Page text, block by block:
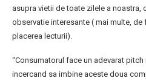
asupra vietii de toate zilele a noastra,
observatie interesante ( mai multe, de
placerea lecturii).
“Consumatorul face un adevarat
incercand sa imbine aceste doua